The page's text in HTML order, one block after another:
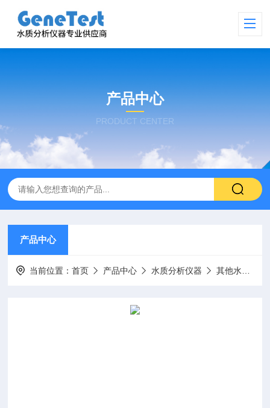
产品中心
PRODUCT CENTER
产品中心
当前位置：首页 产品中心 水质分析仪器 其他水质分析仪及配件